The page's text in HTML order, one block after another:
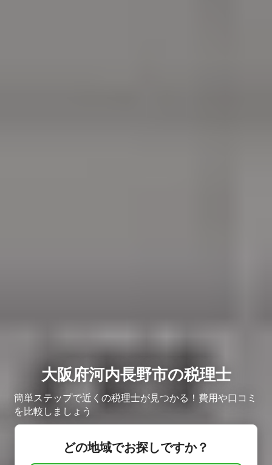
大阪府河内長野市の税理士
簡単ステップで近くの税理士が見つかる！費用や口コミ
を比較しましょう
どの地域でお探しですか？